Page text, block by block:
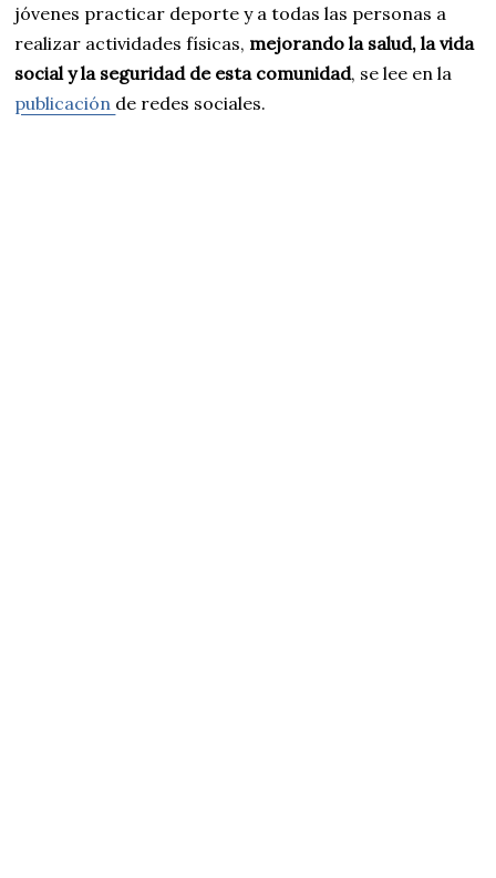
jóvenes practicar deporte y a todas las personas a
realizar actividades físicas, mejorando la salud, la vida
social y la seguridad de esta comunidad, se lee en la
publicación de redes sociales.